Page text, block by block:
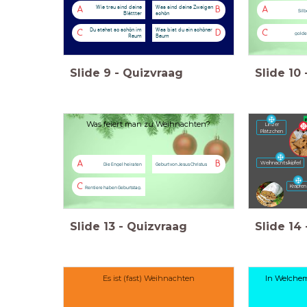
A
Wie treu sind deine
Blättter
B
Was sind deine Zweigen
schön
C
Du stehst so schön im
Raum
D
Was bist du ein schöner
Baum
Slide 9 - Quizvraag
A
C
Slide 10
Was feiert man zu Weihnachten?
A Die Engel heiraten B
Geburt von Jesus Christus
C Rentiere haben Geburtstag.
Slide 13 - Quizvraag
Krapfen
Weihnachtskipferl
Linzer
Plätzchen
Slide 14
Es ist (fast) Weihnachten In